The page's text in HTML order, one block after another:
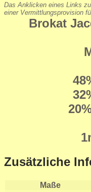
Das Anklicken eines Links
einer Vermittlungsprovision
Brokat
Zusätzliche
Maße